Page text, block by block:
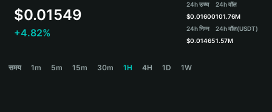
हिन्दी
Español (Argentina)
$0.01549
+4.82%
24h उच्च
$0.01600
24h निम्न
$0.01465
24h वॉल
101.76M
24h वॉल(USDT)
1.57M
समय 1m 5m 15m 30m 1H 4H 1D 1W